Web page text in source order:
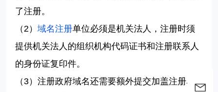
了注册。
（2）域名注册单位必须是机关法人，注册时须
提供机关法人的组织机构代码证书和注册联系人
的身份证复印件。
（3）注册政府域名还需要额外提交加盖注册单